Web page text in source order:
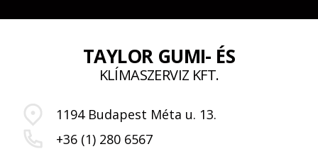
TAYLOR GUMI- ÉS
KLÍMASZERVIZ KFT.
1194 Budapest Méta u. 13.
+36 (1) 280 6567